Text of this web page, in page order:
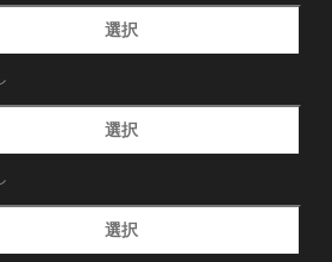
選択
選択
選択